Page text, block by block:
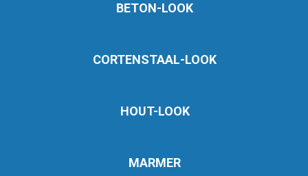
BETON-LOOK
CORTENSTAAL-LOOK
HOUT-LOOK
MARMER